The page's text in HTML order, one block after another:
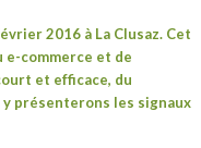
2016 à La Clusaz. Cet
commerce et de
et efficace, du
y présenterons les signaux